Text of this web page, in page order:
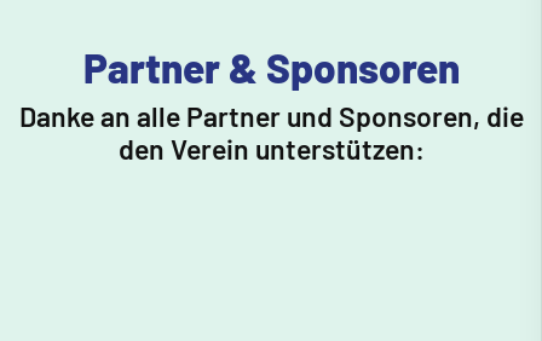
Partner & Sponsoren
Danke an alle Partner und Sponsoren, die
den Verein unterstützen: